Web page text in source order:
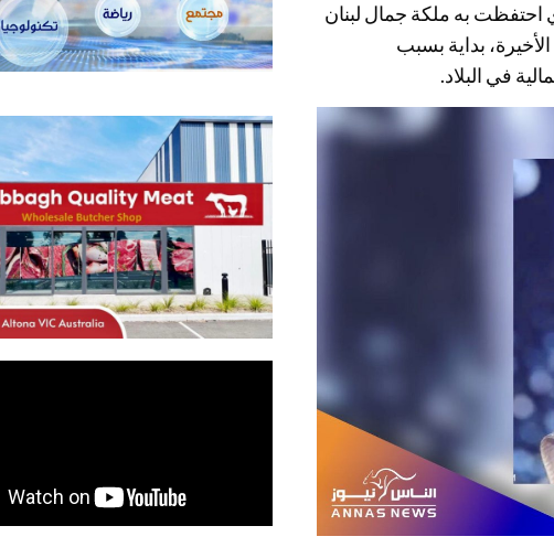
الذي احتفظت به ملكة جمال لبنان
الأخيرة، بداية بسبب